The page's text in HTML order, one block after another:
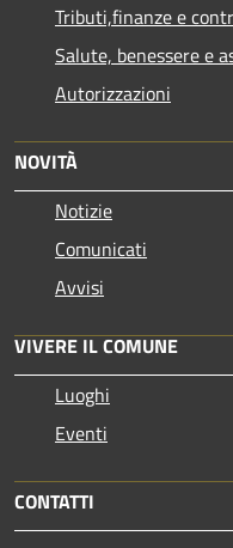
Tributi,finanze e
Salute, benessere e
Autorizzazioni
NOVITÀ
Notizie
Comunicati
Avvisi
VIVERE IL COMUNE
Luoghi
Eventi
CONTATTI